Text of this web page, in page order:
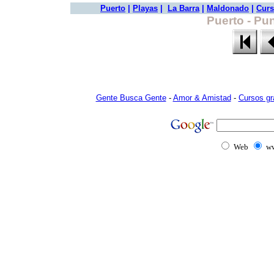
Puerto Playas La Barra| Maldonado
Puerto -
Gente Busca Gente- Amor & Amistad - Cursos
Web